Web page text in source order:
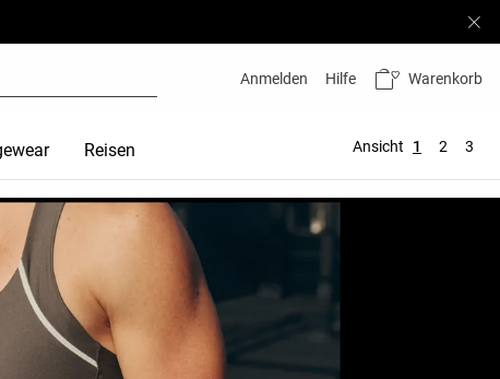
Anmelden Hilfe Warenkorb
Reisen Ansicht 1 2 3